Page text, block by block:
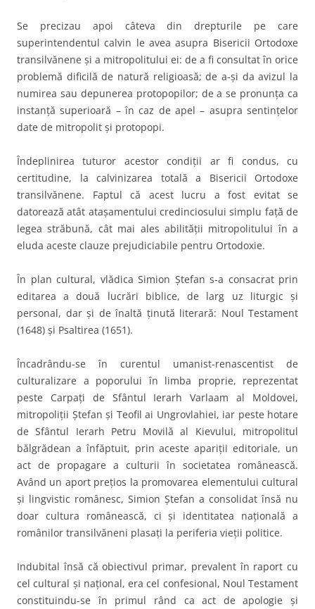
Se precizau apoi câteva din drepturile pe care
superintendentul calvin le avea asupra Bisericii Ortodoxe
transilvănene şi a mitropolitului ei: de a fi consultat în orice
problemă dificilă de natură religioasă; de a-şi da avizul la
numirea sau depunerea protopopilor; de a se pronunţa ca
instanţă superioară – în caz de apel – asupra sentinţelor
date de mitropolit şi protopopi.
Îndeplinirea tuturor acestor condiţii ar fi condus, cu
certitudine, la calvinizarea totală a Bisericii Ortodoxe
transilvănene. Faptul că acest lucru a fost evitat se
datorează atât ataşamentului credinciosului simplu faţă de
legea străbună, cât mai ales abilităţii mitropolitului în a
eluda aceste clauze prejudiciabile pentru Ortodoxie.
În plan cultural, vlădica Simion Ştefan s-a consacrat prin
editarea a două lucrări biblice, de larg uz liturgic şi
personal, dar şi de înaltă ţinută literară: Noul Testament
(1648) şi Psaltirea (1651).
Încadrându-se în curentul umanist-renascentist de
culturalizare a poporului în limba proprie, reprezentat
peste Carpaţi de Sfântul Ierarh Varlaam al Moldovei,
mitropoliţii Ştefan şi Teofil ai Ungrovlahiei, iar peste hotare
de Sfântul Ierarh Petru Movilă al Kievului, mitropolitul
bălgrădean a înfăptuit, prin aceste apariţii editoriale, un
act de propagare a culturii în societatea românească.
Având un aport preţios la promovarea elementului cultural
şi lingvistic românesc, Simion Ştefan a consolidat însă nu
doar cultura românească, ci şi identitatea naţională a
românilor transilvăneni plasaţi la periferia vieţii politice.
Indubital însă că obiectivul primar, prevalent în raport cu
cel cultural şi naţional, era cel confesional, Noul Testament
constituindu-se în primul rând ca act de apologie şi